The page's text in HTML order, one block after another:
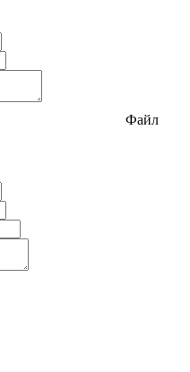
Файл